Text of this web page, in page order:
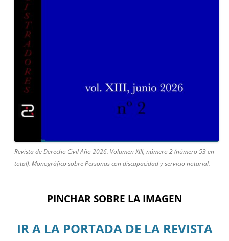
Revista de Derecho Civil Año 2026. Volumen XIII, número 2 (número 53 en
total). Monográfico sobre Personas con discapacidad y servicio notarial.
PINCHAR SOBRE LA IMAGEN
IR A LA PORTADA DE LA REVISTA